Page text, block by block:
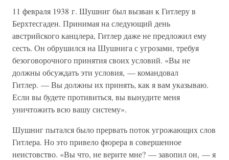
11 февраля 1938 г. Шушниг был вызван к Гитлеру в
Берхтесгаден. Принимая на следующий день
австрийского канцлера, Гитлер даже не предложил ему
сесть. Он обрушился на Шушнига с угрозами, требуя
безоговорочного принятия своих условий. «Вы не
должны обсуждать эти условия, — командовал
Гитлер. — Вы должны их принять, как я вам указываю.
Если вы будете противиться, вы вынудите меня
уничтожить всю вашу систему».
Шушниг пытался было прервать поток угрожающих слов
Гитлера. Но это привело фюрера в совершенное
неистовство. «Вы что, не верите мне? — завопил он, — я